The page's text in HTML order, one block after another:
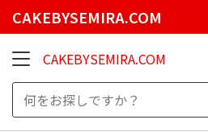
CAKEBYSEMIRA.COM
CAKEBYSEMIRA.COM